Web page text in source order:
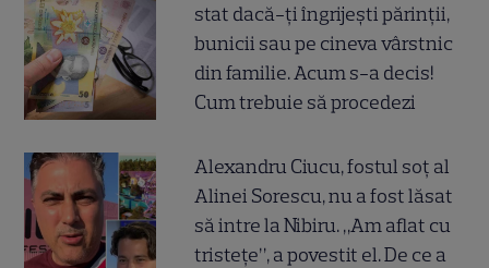
stat dacă-ți îngrijești părinții,
bunicii sau pe cineva vârstnic
din familie. Acum s-a decis!
Cum trebuie să procedezi
Alexandru Ciucu, fostul soț al
Alinei Sorescu, nu a fost lăsat
să intre la Nibiru. „Am aflat cu
tristețe”, a povestit el. De ce a